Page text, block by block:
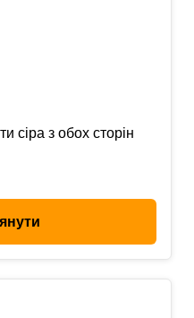
сіра з обох сторін